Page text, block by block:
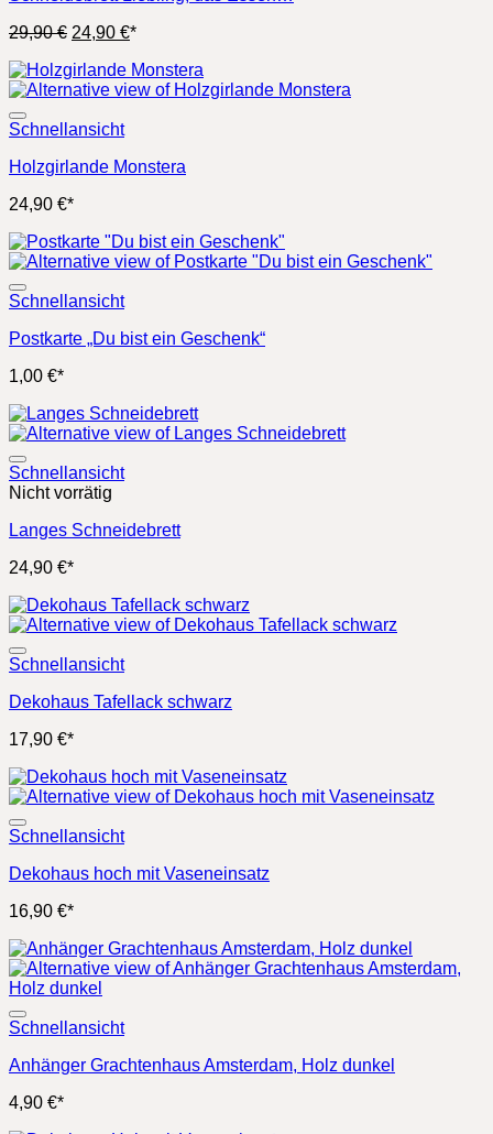
29,90€ Ursprünglicher
war:
29,90 €
24,90 €Aktueller
ist:
24,90 €.
*
Schnellansicht
Holzgirlande Monstera
24,90 €*
Schnellansicht
Postkarte „Du bist ein Geschenk“
1,00 €*
Schnellansicht
Nicht vorrätig
Langes Schneidebrett
24,90 €*
Schnellansicht
Dekohaus Tafellack schwarz
17,90 €*
Schnellansicht
Dekohaus hoch mit Vaseneinsatz
16,90 €*
Schnellansicht
Anhänger Grachtenhaus Amsterdam, Holz dunkel
4,90 €*